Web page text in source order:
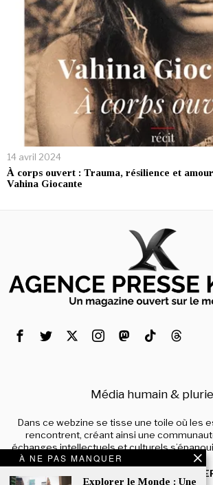
14 avril 2024
À corps ouvert : Trauma, résilience et
Vahina Giocante
Média humain &
Dans ce webzine se tisse une toile où les
rencontrent, créant ainsi une
échanges intellectuels et culturels
© 2024 – TOUS DROITS
À NE PAS MANQUER
Explorer le Monde : Une